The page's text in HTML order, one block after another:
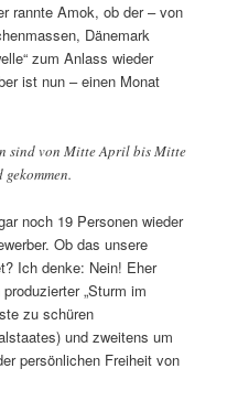
rannte Amok, ob der – von
Dänemark
zum Anlass wieder
ist nun – einen Monat
sind von Mitte April bis Mitte
noch 19 Personen wieder
Ob das unsere
Ich denke: Nein! Eher
„Sturm im
zu schüren
und zweitens um
persönlichen Freiheit von